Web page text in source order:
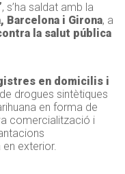
, s’ha saldat amb la
Barcelona i Girona, a
la salut pública
en domicilis i
drogues sintètiques
en forma de
comercialització i
exterior.